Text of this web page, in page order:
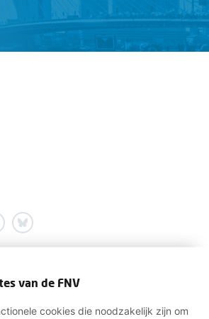
van de FNV
cookies die noodzakelijk zijn om